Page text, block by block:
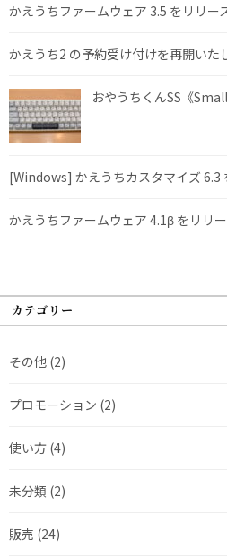
かえうちファームウェア 3.5 をリリー
かえうち2 の予約受け付けを再開いた
おやうちくんSS《
[Windows] かえうちカスタマイズ 6.3
かえうちファームウェア 4.1β をリリ
カテゴリー
その他 (2)
プロモーション (2)
使い方 (4)
未分類 (2)
販売 (24)